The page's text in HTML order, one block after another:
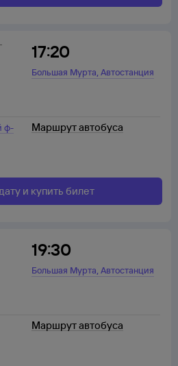
17:20
Большая Мурта,Автостанция
ф-
Маршрут автобуса
и купить билет
19:30
Большая Мурта,Автостанция
Маршрут автобуса